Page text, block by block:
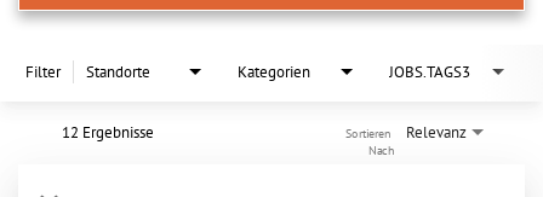
Filter Standorte Kategorien JOBS.TAGS3
12 Ergebnisse Relevanz
Sortieren
Nach